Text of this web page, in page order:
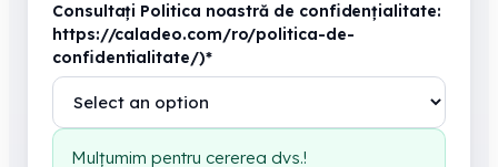
Consultați Politica noastră de confidențialitate:
https://caladeo.com/ro/politica-de-
confidentialitate/)*
Mulțumim pentru cererea dvs.!